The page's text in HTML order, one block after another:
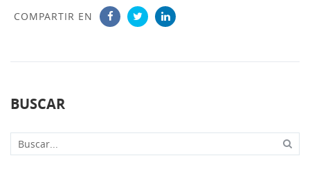
COMPARTIR EN
BUSCAR
Buscar...